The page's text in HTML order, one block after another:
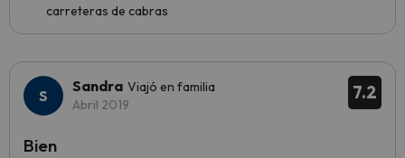
carreteras de cabras
7.2
Sandra Viajó en familia
Abril 2019
Bien